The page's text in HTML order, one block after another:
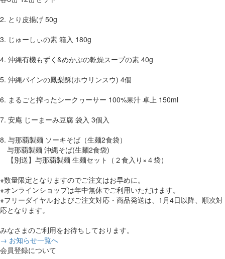
2. とり皮揚げ 50g
3. じゅーしぃの素 箱入 180g
4. 沖縄有機もずく&めかぶの乾燥スープの素 40g
5. 沖縄パインの鳳梨酥(ホウリンスウ) 4個
6. まるごと搾ったシークヮーサー 100%果汁 卓上 150ml
7. 安庵 じーまーみ豆腐 袋入 3個入
8. 与那覇製麺 ソーキそば（生麺2食袋）
与那覇製麺 沖縄そば(生麺2食袋)
【別送】与那覇製麺 生麺セット（２食入り×４袋）
※数量限定となりますのでご注文はお早めに。
※オンラインショップは年中無休でご利用いただけます。
※フリーダイヤルおよびご注文対応・商品発送は、1月4日以降、順次対
応となります。
みなさまのご利用をお待ちしております。
→ お知らせ一覧へ
会員登録について